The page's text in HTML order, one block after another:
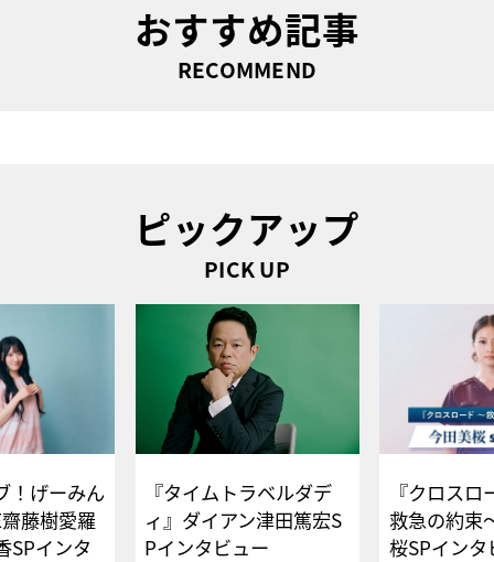
おすすめ記事
RECOMMEND
ピックアップ
PICK UP
！げーみん
藤樹愛羅
SPインタ
『タイムトラベルダデ
ィ』ダイアン津田篤宏S
Pインタビュー
『クロス
救急の約束
桜SPイ